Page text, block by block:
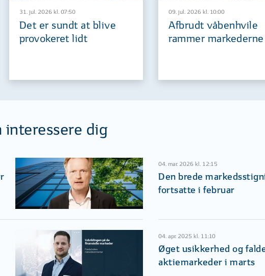
31. jul. 2026 kl. 07:50
Det er sundt at blive
provokeret lidt
09. jul. 2026 kl. 10:00
Afbrudt våbenhvile
rammer markederne
dig
04. mar. 2026 kl. 12:15
Den brede
fortsatte i februar
04. apr. 2025 kl. 11:10
Øget usikkerhed og
aktiemarkeder i marts